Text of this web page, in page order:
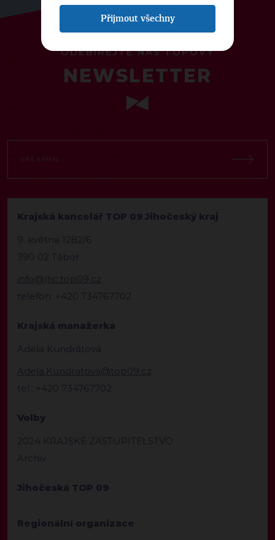
ODEBÍREJTE NÁŠ TOPOVÝ
NEWSLETTER
Krajská kancelář TOP 09 Jihočeský kraj
9. května 1282/6
390 02 Tábor
info@jhc.top09.cz
telefon: +420 734767702
Krajská manažerka
Adéla Kundrátová
Adela.Kundratova@top09.cz
tel.: +420 734767702
Volby
2024 KRAJSKÉ ZASTUPITELSTVO
Archiv
Jihočeská TOP 09
Regionální organizace
Přijmout všechny